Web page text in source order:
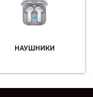
НАУШНИКИ